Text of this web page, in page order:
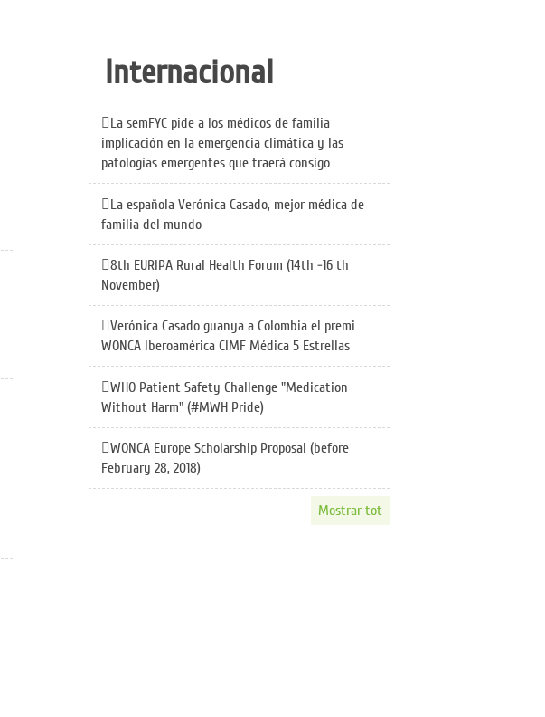
Internacional
La semFYC pide a los médicos de familia
implicación en la emergencia climática y las
patologías emergentes que traerá consigo
La española Verónica Casado, mejor médica de
familia del mundo
8th EURIPA Rural Health Forum (14th -16 th
November)
Verónica Casado guanya a Colombia el premi
WONCA Iberoamérica CIMF Médica 5 Estrellas
WHO Patient Safety Challenge "Medication
Without Harm" (#MWH Pride)
WONCA Europe Scholarship Proposal (before
February 28, 2018)
Mostrar tot